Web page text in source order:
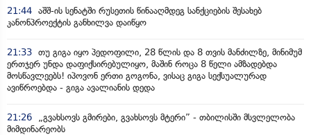
21:44 აშშ-ის სენატში რუსეთის წინააღმდეგ სანქციების შესახებ
კანონპროექტის განხილვა დაიწყო
21:33 თუ გიგა იყო პედოფილი, 28 წლის და 8 თვის მანძილზე, მინიმუმ
ერთჯერ უნდა დაფიქსირებულიყო, მაშინ როცა 8 წელი ამზადებდა
მოსწავლეებს! იპოვონ ერთი გოგონა, ვისაც გიგა სექსუალურად
ავიწროებდა - გიგა ავალიანის დედა
21:26
„გვახსოვს გმირები, გვახსოვს მტერი” - თბილისში მსვლელობა
მიმდინარეობს